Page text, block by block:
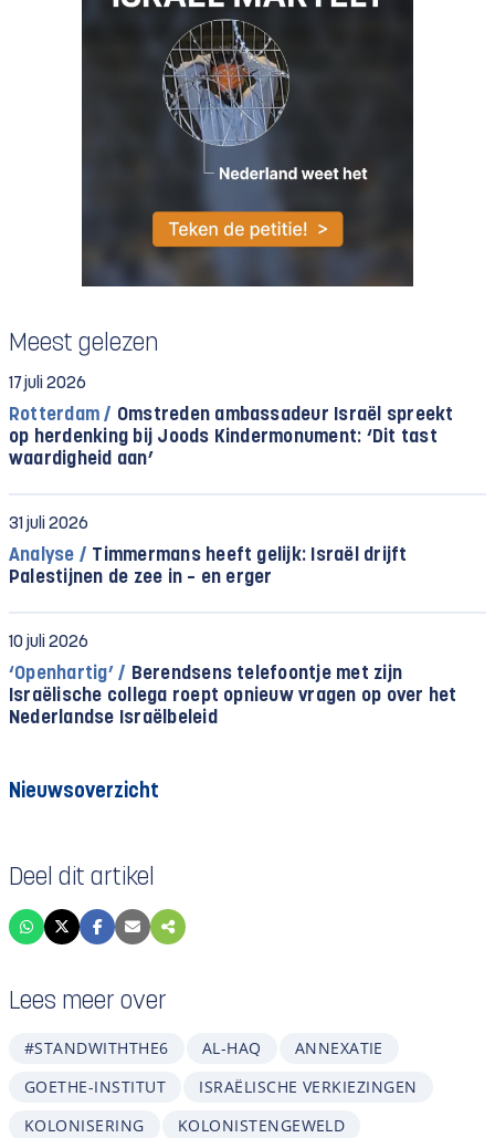
Meest gelezen
17 juli 2026
Rotterdam / Omstreden ambassadeur Israël spreekt
op herdenking bij Joods Kindermonument: ‘Dit tast
waardigheid aan’
31 juli 2026
Analyse / Timmermans heeft gelijk: Israël drijft
Palestijnen de zee in – en erger
10 juli 2026
‘Openhartig’ / Berendsens telefoontje met zijn
Israëlische collega roept opnieuw vragen op over het
Nederlandse Israëlbeleid
Nieuwsoverzicht
Deel dit artikel
Lees meer over
#STANDWITHTHE6 AL-HAQ
ANNEXATIE
GOETHE-INSTITUT
ISRAËLISCHE VERKIEZINGEN
KOLONISERING
KOLONISTENGEWELD